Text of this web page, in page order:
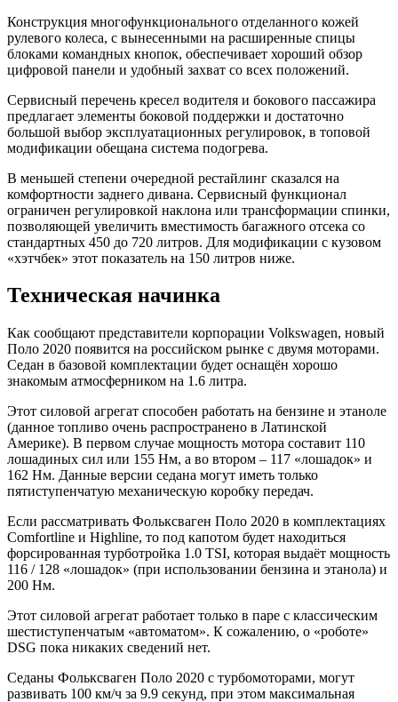
Конструкция многофункционального отделанного кожей
рулевого колеса, с вынесенными на расширенные спицы
блоками командных кнопок, обеспечивает хороший обзор
цифровой панели и удобный захват со всех положений.
Сервисный перечень кресел водителя и бокового пассажира
предлагает элементы боковой поддержки и достаточно
большой выбор эксплуатационных регулировок, в топовой
модификации обещана система подогрева.
В меньшей степени очередной рестайлинг сказался на
комфортности заднего дивана. Сервисный функционал
ограничен регулировкой наклона или трансформации спинки,
позволяющей увеличить вместимость багажного отсека со
стандартных 450 до 720 литров. Для модификации с кузовом
«хэтчбек» этот показатель на 150 литров ниже.
Техническая начинка
Как сообщают представители корпорации Volkswagen, новый
Поло 2020 появится на российском рынке с двумя моторами.
Седан в базовой комплектации будет оснащён хорошо
знакомым атмосферником на 1.6 литра.
Этот силовой агрегат способен работать на бензине и этаноле
(данное топливо очень распространено в Латинской
Америке). В первом случае мощность мотора составит 110
лошадиных сил или 155 Нм, а во втором – 117 «лошадок» и
162 Нм. Данные версии седана могут иметь только
пятиступенчатую механическую коробку передач.
Если рассматривать Фольксваген Поло 2020 в комплектациях
Comfortline и Highline, то под капотом будет находиться
форсированная турботройка 1.0 TSI, которая выдаёт мощность
116 / 128 «лошадок» (при использовании бензина и этанола) и
200 Нм.
Этот силовой агрегат работает только в паре с классическим
шестиступенчатым «автоматом». К сожалению, о «роботе»
DSG пока никаких сведений нет.
Седаны Фольксваген Поло 2020 с турбомоторами, могут
развивать 100 км/ч за 9.9 секунд, при этом максимальная